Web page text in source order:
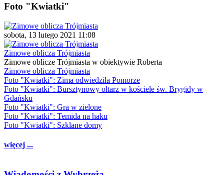
Foto "Kwiatki"
sobota, 13 lutego 2021 11:08
Zimowe oblicza Trójmiasta
Zimowe oblicze Trójmiasta w obiektywie Roberta
Zimowe oblicza Trójmiasta
Foto "Kwiatki": Zima odwiedziła Pomorze
Foto "Kwiatki": Bursztynowy ołtarz w kościele św. Brygidy w
Gdańsku
Foto "Kwiatki": Gra w zielone
Foto "Kwiatki": Temida na haku
Foto "Kwiatki": Szklane domy
więcej ...